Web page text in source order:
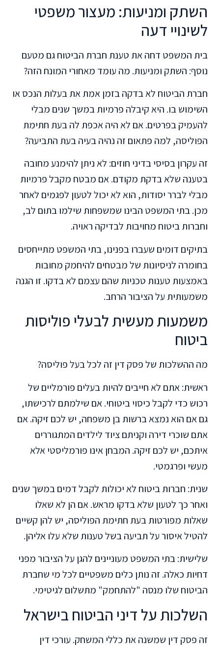
השתק ומניעות: מעצור משפטי
לשינויי דעה
בית המשפט דחה את טענת חברת הביטוח גם מטעם
נוסף: השתק ומניעות. מה עומד מאחורי המונח הזה?
חברת הביטוח לא בדקה בזמן אמת את בעלות הנכס או
השימוש בו. היא קיבלה פרמיות במשך שנים מבלי
להעמיק בפרטים. אם לא היה אכפת לה בעת חתימת
הפוליסה, למה פתאום זה נהיה בעיה בעת התביעה?
זה עקרון בסיסי בדיני חוזים: לא ניתן להימנע מחובה
בטענה שלא בדקת מקודם. אם מבטח מקבל פרמיות
מבלי לברר יסודות, הוא לא יכול לטעון לפגמים לאחר
מכן. בתי המשפט הבינו שמשפחות שילמו בתום לב,
וחברות ביטוח מחויבות לבדיקה ראויה.
בתיקים דומים שעברו בפנינו, בתי המשפט מתייחסים
בחומרה לניסיונות של מבטחים להיחמק מחובות
באמצעות טענות טכניות שהם עצמם לא בדקו. זו הגנה
משמעותית על הציבור הרחב.
משמעות מעשית לבעלי פוליסות
ביטוח
מה ההשלכות של פסק דין זה לכל בעל פוליסה?
ראשית: אתם לא חייבים להיות בעלים פורמליים של
רכוש כדי לקבל כיסוי ביטוחי. אם שילמתם לרכישתו,
גם אם הוא נמצא ברשות בן משפחה, יש לכם זיקה. אם
אתם שוכרי דירה וקניתם ציוד לילדים המתגוררים
איתכם, יש לכם זיקה. המבחן אינו פורמליסטי אלא
מעשי ופרגמטי.
שנית: חברות ביטוח לא יכולות לקבל דמים במשך שנים
ואחר כך לטעון שלא בדקו מראש. אם הן לא שאלו
שאלות מפורטות בעת חתימת הפוליסה, יש להן קשיים
להטיל איסור על תביעה בשל טענות שלא עלו אליהן.
שלישית: בתי המשפט מעוניינים להגן על הציבור מפני
דחיות כאלה. זה נותן כלים משפטיים לכל מי שחברת
הביטוח שלו מנסה "להתחמק" מתשלום לגיטימי.
השלכות על דיני הביטוח בישראל
זה פסק דין שמשנה את כללי המשחק. עורכי דין